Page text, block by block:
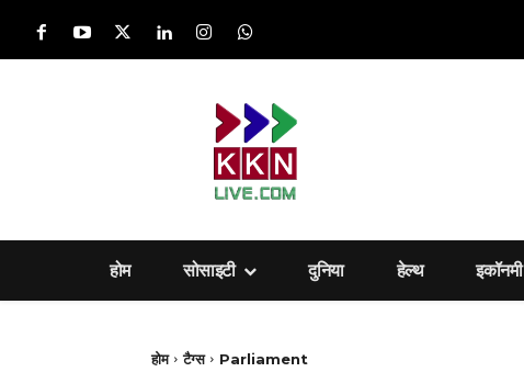
होम सोसाइटी दुनिया हेल्‍थ इकॉनमी
होम टैग्स Parliament